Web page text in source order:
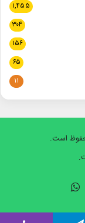
۱,۴۵۵
۳۰۴
۱۵۶
۶۵
۱۱
است.
آپ